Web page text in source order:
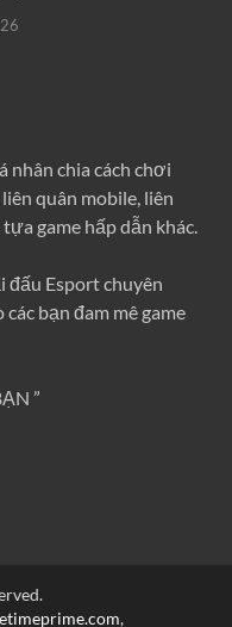
nhân chia cách chơi
quân mobile, liên
game hấp dẫn khác.
đấu Esport chuyên
bạn đam mê game
”
,